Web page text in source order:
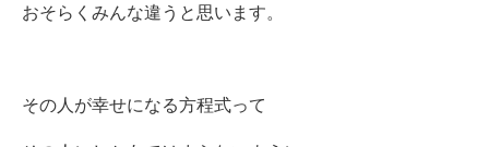
おそらくみんな違うと思います。
その人が幸せになる方程式って